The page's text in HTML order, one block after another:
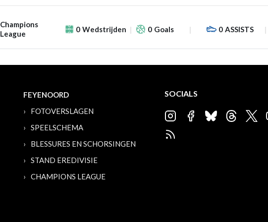
Champions
League
0 Wedstrijden 0 Goals 0 ASSISTS
FEYENOORD
FOTOVERSLAGEN
SPEELSCHEMA
BLESSURES EN SCHORSINGEN
STAND EREDIVISIE
CHAMPIONS LEAGUE
SOCIALS